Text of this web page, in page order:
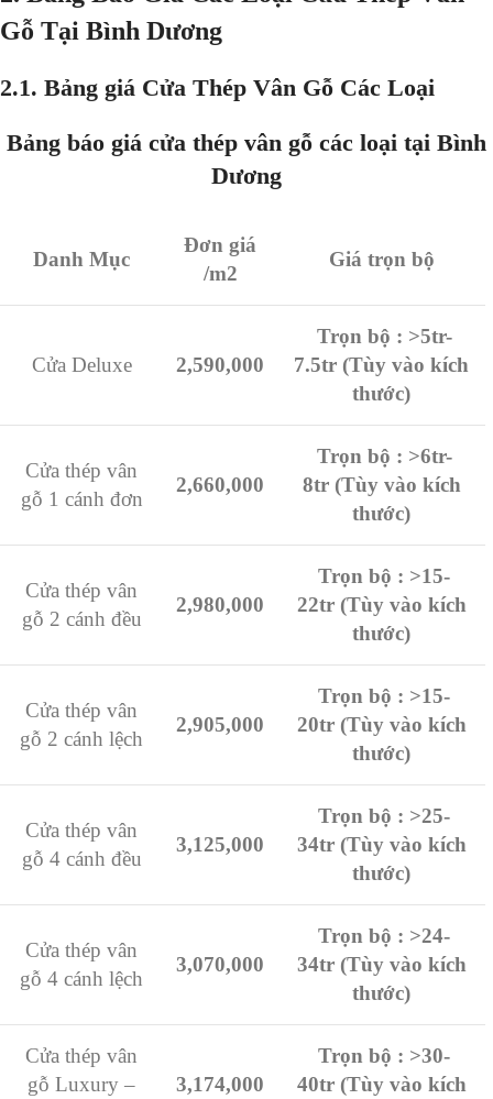
Gỗ Tại Bình Dương
2.1. Bảng giá Cửa Thép Vân Gỗ Các Loại
Bảng báo giá cửa thép vân gỗ các loại tại Bình
Dương
Danh Mục
Đơn giá
/m2
Giá trọn bộ
Cửa Deluxe 2,590,000
Trọn bộ : >5tr-
7.5tr (Tùy vào kích
thước)
Cửa thép vân
gỗ 1 cánh đơn
2,660,000
Trọn bộ : >6tr-
8tr (Tùy vào kích
thước)
Cửa thép vân
gỗ 2 cánh đều
2,980,000
Trọn bộ : >15-
22tr (Tùy vào kích
thước)
Cửa thép vân
gỗ 2 cánh lệch
2,905,000
Trọn bộ : >15-
20tr (Tùy vào kích
thước)
Cửa thép vân
gỗ 4 cánh đều
3,125,000
Trọn bộ : >25-
34tr (Tùy vào kích
thước)
Cửa thép vân
gỗ 4 cánh lệch
3,070,000
Trọn bộ : >24-
34tr (Tùy vào kích
thước)
Cửa thép vân
gỗ Luxury –
3,174,000
Trọn bộ : >30-
40tr(Tùy vào kích